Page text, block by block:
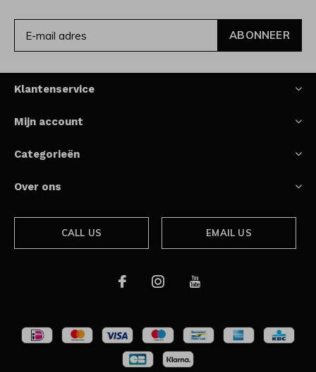
ABONNEER
Klantenservice
Mijn account
Categorieën
Over ons
CALL US EMAIL US